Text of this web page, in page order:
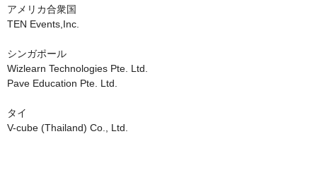
アメリカ合衆国
TEN Events,Inc.
シンガポール
Wizlearn Technologies Pte. Ltd.
Pave Education Pte. Ltd.
タイ
V-cube (Thailand) Co., Ltd.